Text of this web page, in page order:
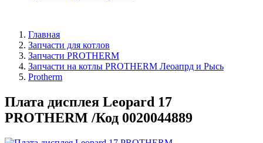
Главная
Запчасти для котлов
Запчасти PROTHERM
Запчасти на котлы PROTHERM Леоапрд и Рысь
Protherm
Плата дисплея Leopard 17
PROTHERM /Код 0020044889